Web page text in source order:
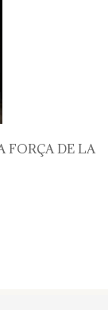
FORÇA DE LA
càntir: la